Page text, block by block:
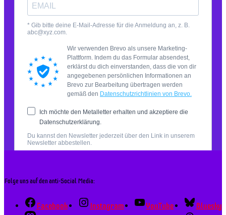
Folge uns auf den anti-Social Media:
Facebook Instagram YouTube
Bluesky